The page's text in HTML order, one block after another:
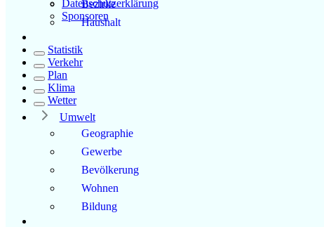
Datenschutzerklärung
Sponsoren
Bezirke
Haushalt
Statistik
Verkehr
Plan
Klima
Wetter
Umwelt
Geographie
Gewerbe
Bevölkerung
Wohnen
Bildung